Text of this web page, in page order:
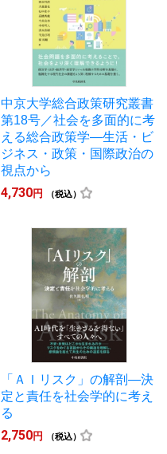
中京大学総合政策研究叢書
第18号／社会を多面的に考
える総合政策学―生活・ビ
ジネス・政策・国際政治の
視点から
4,730円 （税込）
「ＡＩリスク」の解剖―決
定と責任を社会学的に考え
る
2,750円 （税込）